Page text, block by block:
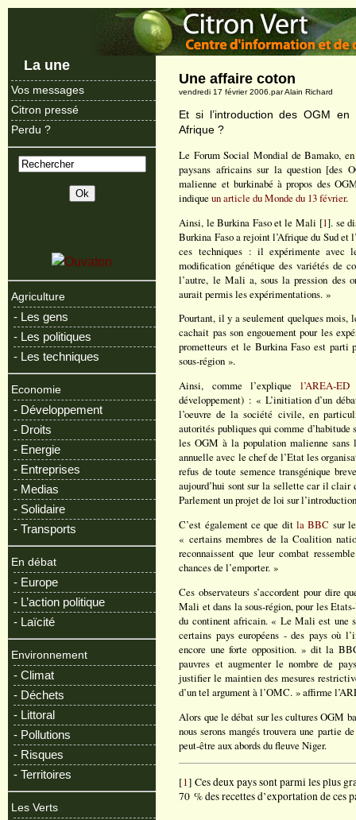
La une
Vos messages
Citron pressé
Perdu ?
Agriculture
- Les gens
- Les politiques
- Les techniques
Economie
- Développement
- Droits
- Energie
- Entreprises
- Medias
- Solidaire
- Transports
En débat
- Europe
- L’action politique
- Laïcité
Environnement
- Climat
- Déchets
- Littoral
- Pollutions
- Risques
- Territoires
Les Verts
Une affaire coton
vendredi 17 février 2006.par Alain Richard
Et si l’introduction des OGM
Afrique ?
Le Forum Social Mondial de Bamako,
paysans africains sur la question [des
malienne et burkinabé à propos des
indiqueun article du Monde du 13 février.
Ainsi, le Burkina Faso et le Mali [1]. se
Burkina Faso a rejoint l’Afrique du Sud et
ces techniques : il expérimente avec
modification génétique des variétés de
l’autre, le Mali a, sous la pression des
aurait permis les expérimentations. »
Pourtant, il y a seulement quelques
cachait pas son engouement pour les
prometteurs et le Burkina Faso est
sous-région ».
Ainsi, comme l’explique l’AREA-ED
développement) : « L’initiation d’un
l’oeuvre de la société civile, en
autorités publiques qui comme
les OGM à la population malienne sans
annuelle avec le chef de l’Etat les
refus de toute semence transgénique
aujourd’hui sont sur la sellette car il clair
Parlement un projet de loi sur
C’est également ce que dit la BBC sur
« certains membres de la Coalition
reconnaissent que leur combat
chances de l’emporter. »
Ces observateurs s’accordent pour dire
Mali et dans la sous-région, pour les
du continent africain. « Le Mali est une
certains pays européens - des pays où
encore une forte opposition. » dit la
pauvres et augmenter le nombre de
justifier le maintien des mesures
d’un tel argument à l’OMC. » affirme
Alors que le débat sur les cultures OGM
nous serons mangés trouvera une partie
peut-être aux abords du fleuve Niger.
[1] Ces deux pays sont parmi les plus
70 % des recettes d’exportation de